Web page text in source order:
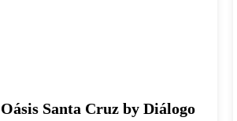
Oásis Santa Cruz by Diálogo